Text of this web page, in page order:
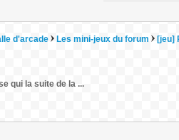
d'arcade Les mini-jeux du forum [jeu]
qui la suite de la ...